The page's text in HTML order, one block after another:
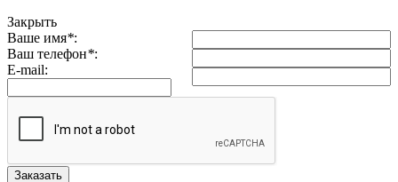
Закрыть
Ваше имя*:
Ваш телефон*:
E-mail: